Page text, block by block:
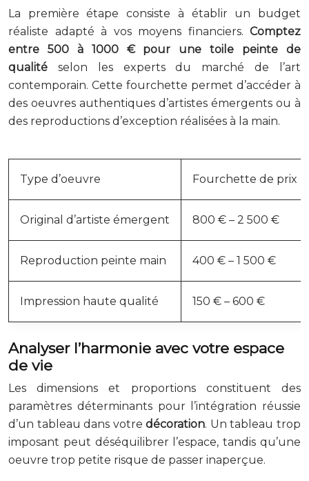
La première étape consiste à établir un budget
réaliste adapté à vos moyens financiers. Comptez
entre 500 à 1000 € pour une toile peinte de
qualité selon les experts du marché de l’art
contemporain. Cette fourchette permet d’accéder à
des oeuvres authentiques d’artistes émergents ou à
des reproductions d’exception réalisées à la main.
Type d’oeuvre Fourchette de prix
Original d’artiste émergent 800 € – 2 500 €
Reproduction peinte main 400 € – 1 500 €
Impression haute qualité 150 € – 600 €
Analyser l’harmonie avec votre espace
de vie
Les dimensions et proportions constituent des
paramètres déterminants pour l’intégration réussie
d’un tableau dans votredécoration. Un tableau trop
imposant peut déséquilibrer l’espace, tandis qu’une
oeuvre trop petite risque de passer inaperçue.